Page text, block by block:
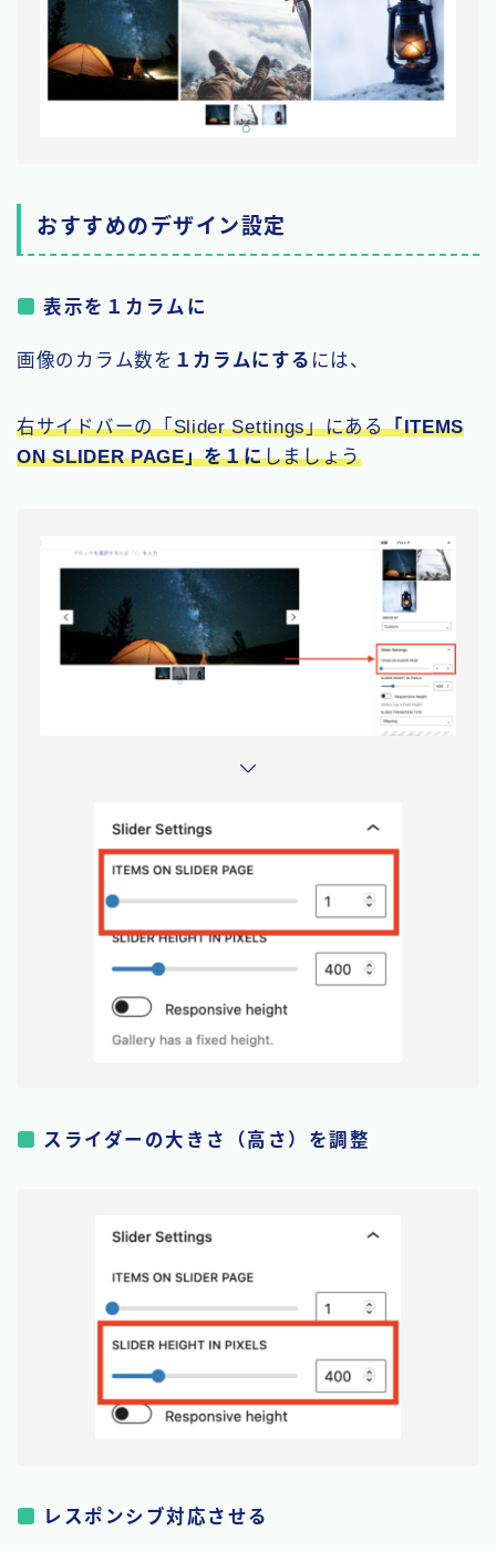
おすすめのデザイン設定
表示を１カラムに
画像のカラム数を １カラムにする には、
右サイドバーの「Slider Settings」にある「ITEMS
ON SLIDER PAGE」を１にしましょう
スライダーの大きさ（高さ）を調整
レスポンシブ対応させる